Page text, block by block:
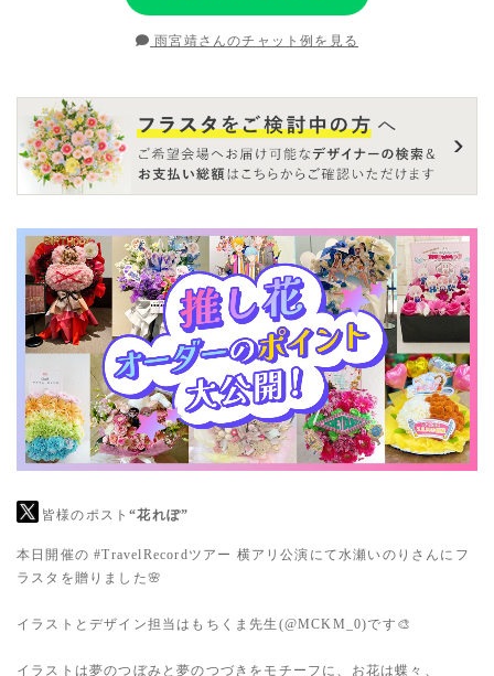
雨宮靖さんのチャット例を見る
皆様のポスト“花れぽ”
本日開催の#TravelRecordツアー 横アリ公演にて水瀬いのりさんにフ
ラスタを贈りました🌸
イラストとデザイン担当はもちくま先生(@MCKM_0)です🎨
イラストは夢のつぼみと夢のつづきをモチーフに、お花は蝶々、